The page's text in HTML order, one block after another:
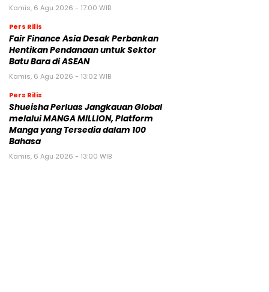
Kamis, 6 Agu 2026 - 17:00 WIB
Pers Rilis
Fair Finance Asia Desak Perbankan
Hentikan Pendanaan untuk Sektor
Batu Bara di ASEAN
Kamis, 6 Agu 2026 - 13:02 WIB
Pers Rilis
Shueisha Perluas Jangkauan Global
melalui MANGA MILLION, Platform
Manga yang Tersedia dalam 100
Bahasa
Kamis, 6 Agu 2026 - 13:00 WIB